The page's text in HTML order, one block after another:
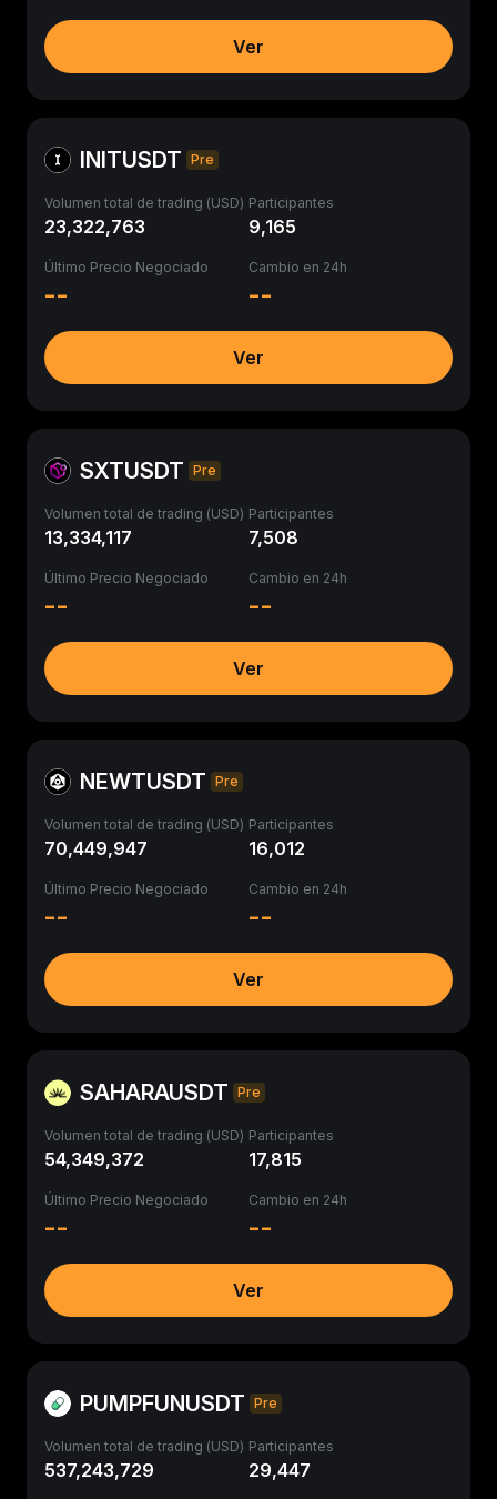
Ver
INITUSDT Pre
Volumen total de trading (USD)
23,322,763
Participantes
9,165
Último Precio Negociado
--
Cambio en 24h
--
Ver
SXTUSDT Pre
Volumen total de trading (USD)
13,334,117
Participantes
7,508
Último Precio Negociado
--
Cambio en 24h
--
Ver
NEWTUSDT Pre
Volumen total de trading (USD)
70,449,947
Participantes
16,012
Último Precio Negociado
--
Cambio en 24h
--
Ver
SAHARAUSDT Pre
Volumen total de trading (USD)
54,349,372
Participantes
17,815
Último Precio Negociado
--
Cambio en 24h
--
Ver
PUMPFUNUSDT Pre
Volumen total de trading (USD)
537,243,729
Participantes
29,447